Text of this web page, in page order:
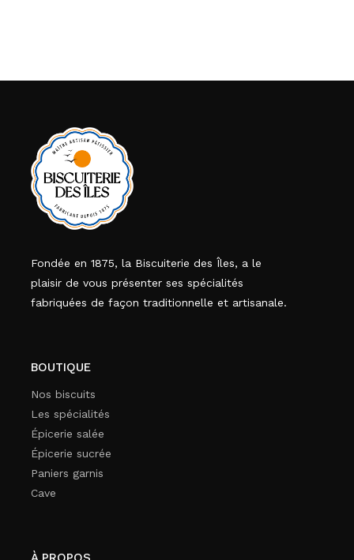
Fondée en 1875, la Biscuiterie des Îles, a le
plaisir de vous présenter ses spécialités
fabriquées de façon traditionnelle et artisanale.
BOUTIQUE
Nos biscuits
Les spécialités
Épicerie salée
Épicerie sucrée
Paniers garnis
Cave